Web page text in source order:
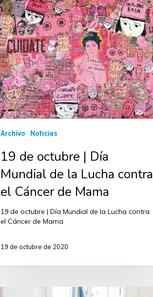
Archivo Noticias
19 de octubre | Día
Mundial de la Lucha contra
el Cáncer de Mama
19 de octubre | Día Mundial de la Lucha contra
el Cáncer de Mama
19 de octubre de 2020